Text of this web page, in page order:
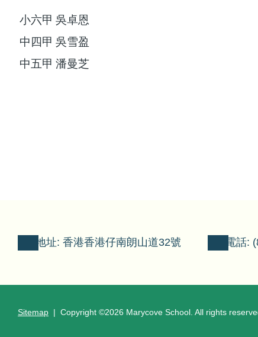
小六甲 吳卓恩
中四甲 吳雪盈
中五甲 潘曼芝
地址: 香港香港仔南朗山道32號 電話:
Sitemap | Copyright ©2026 Marycove School. All rights